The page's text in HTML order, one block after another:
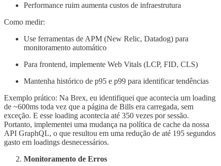
Performance ruim aumenta custos de infraestrutura
Como medir:
Use ferramentas de APM (New Relic, Datadog) para
monitoramento automático
Para frontend, implemente Web Vitals (LCP, FID, CLS)
Mantenha histórico de p95 e p99 para identificar tendências
Exemplo prático: Na Brex, eu identifiquei que acontecia um loading
de ~600ms toda vez que a página de Bills era carregada, sem
exceção. E esse loading acontecia até 350 vezes por sessão.
Portanto, implementei uma mudança na política de cache da nossa
API GraphQL, o que resultou em uma redução de até 195 segundos
gasto em loadings desnecessários.
Monitoramento de Erros